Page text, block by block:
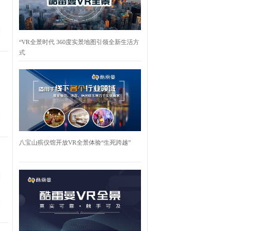
“VR全景时代 360度实景地图引领全新生活方
式
八宝山殡仪馆开放VR全景体验“生死跨越”